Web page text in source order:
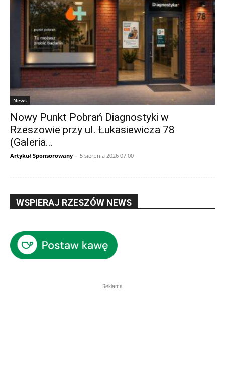
News
Nowy Punkt Pobrań Diagnostyki w
Rzeszowie przy ul. Łukasiewicza 78
(Galeria...
Artykuł Sponsorowany - 5 sierpnia 2026 07:00
WSPIERAJ RZESZÓW NEWS
Reklama